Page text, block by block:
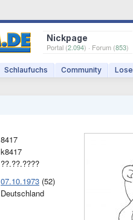
Nickpage
Portal (2.094) · Forum (853)
Schlaufuchs Community Lose
8417
k8417
??.??.????
07.10.1973 (52)
Deutschland